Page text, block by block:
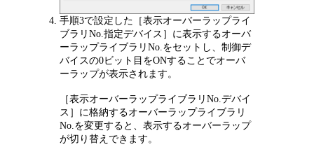
手順3で設定した［表示オーバーラップライ
ブラリNo.指定デバイス］に表示するオーバ
ーラップライブラリNo.をセットし、制御デ
バイスの0ビット目をONすることでオーバ
ーラップが表示されます。
［表示オーバーラップライブラリNo.デバイ
ス］に格納するオーバーラップライブラリ
No.を変更すると、表示するオーバーラップ
が切り替えできます。